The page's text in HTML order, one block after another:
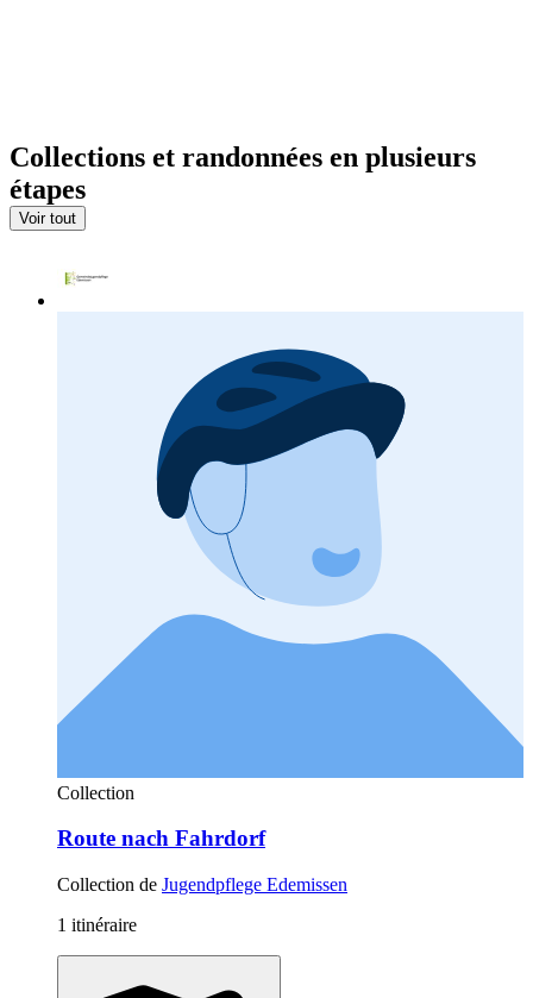
Collections et randonnées en plusieurs
étapes
Voir tout
Collection
Route nach Fahrdorf
Collection de Jugendpflege Edemissen
1 itinéraire